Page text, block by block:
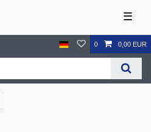
☰
0 0,00 EUR